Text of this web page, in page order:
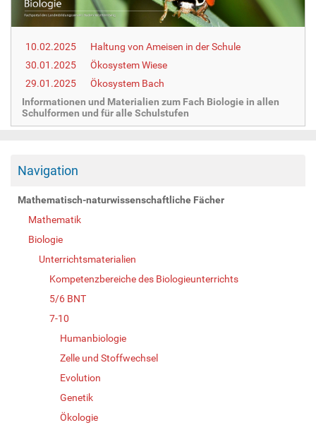
e
r
e
10.02.2025
Haltung von Ameisen in der Schule
30.01.2025
Ökosystem Wiese
29.01.2025
Ökosystem Bach
Informationen und Materialien zum Fach Biologie in allen
Schulformen und für alle Schulstufen
Navigation
Mathematisch-naturwissenschaftliche Fächer
Mathematik
Biologie
Unterrichtsmaterialien
Kompetenzbereiche des Biologieunterrichts
5/6 BNT
7-10
Humanbiologie
Zelle und Stoffwechsel
Evolution
Genetik
Ökologie